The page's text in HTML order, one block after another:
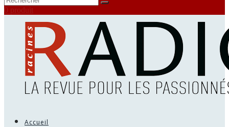
0 produit
Accueil